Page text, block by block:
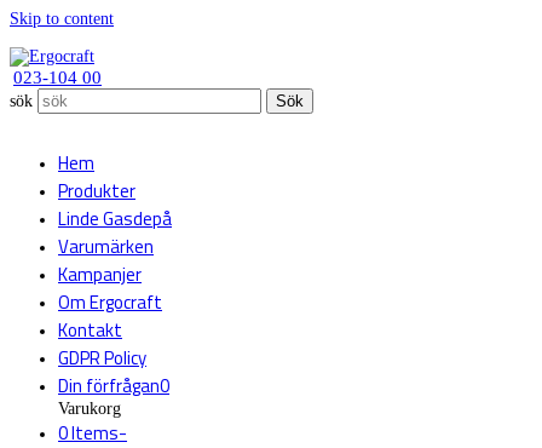
Skip to content
023-104 00
sök Sök
Hem
Produkter
Linde Gasdepå
Varumärken
Kampanjer
Om Ergocraft
Kontakt
GDPR Policy
Din förfrågan0
Varukorg
0 Items-